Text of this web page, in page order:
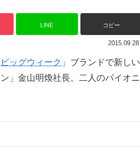
LINE コピー
2015.09.28
ビッグウィーク 」ブランドで新しい
」金山明煥社長。二人のパイオニ